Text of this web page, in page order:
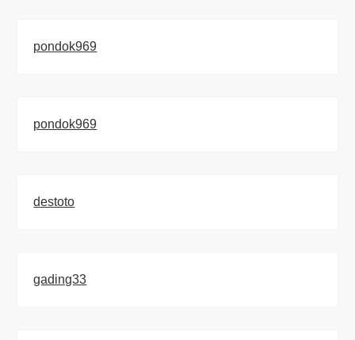
pondok969
pondok969
destoto
gading33